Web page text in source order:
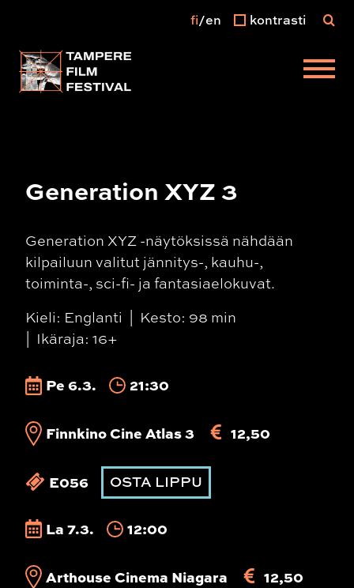
Päävalikko
fi en kontrasti
Generation XYZ 3
Generation XYZ -näytöksissä nähdään
kilpailuun valitut jännitys-, kauhu-,
toiminta-, sci-fi- ja fantasiaelokuvat.
Kieli: Englanti
Kesto: 98 min
Ikäraja: 16+
Pe 6.3. 21:30
Finnkino Cine Atlas 3 12,50
E056 OSTA LIPPU
La 7.3. 12:00
Arthouse Cinema Niagara 12,50